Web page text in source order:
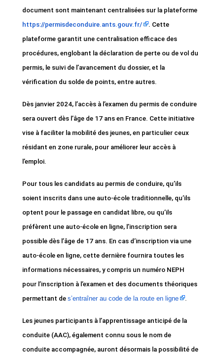
document sont maintenant centralisées sur la plateforme
https://permisdeconduire.ants.gouv.fr/
. Cette
plateforme garantit une centralisation efficace des
procédures, englobant la déclaration de perte ou de vol du
permis, le suivi de l’avancement du dossier, et la
vérification du solde de points, entre autres.
Dès janvier 2024, l’accès à l’examen du permis de conduire
sera ouvert dès l’âge de 17 ans en France. Cette initiative
vise à faciliter la mobilité des jeunes, en particulier ceux
résidant en zone rurale, pour améliorer leur accès à
l’emploi.
Pour tous les candidats au permis de conduire, qu’ils
soient inscrits dans une auto-école traditionnelle, qu’ils
optent pour le passage en candidat libre, ou qu’ils
préfèrent une auto-école en ligne, l’inscription sera
possible dès l’âge de 17 ans. En cas d’inscription via une
auto-école en ligne, cette dernière fournira toutes les
informations nécessaires, y compris un numéro NEPH
pour l’inscription à l’examen et des documents théoriques
permettant de s’entraîner au code de la route en ligne .
Les jeunes participants à l’apprentissage anticipé de la
conduite (AAC), également connu sous le nom de
conduite accompagnée, auront désormais la possibilité de